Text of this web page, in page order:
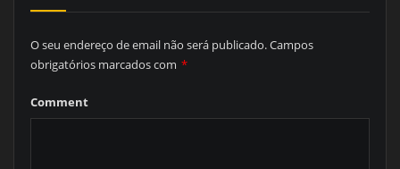
O seu endereço de email não será publicado.Campos
obrigatórios marcados com *
Comment